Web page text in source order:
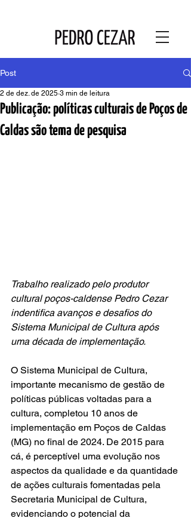
Post
Publicação: políticas culturais de Poços de
Caldas são tema de pesquisa
2 de dez. de 2025 3 min de leitura
Trabalho realizado pelo produtor
cultural poços-caldense Pedro Cezar
indentifica avanços e desafios do
Sistema Municipal de Cultura após
uma década de implementação.
O Sistema Municipal de Cultura,
importante mecanismo de gestão de
políticas públicas voltadas para a
cultura, completou 10 anos de
implementação em Poços de Caldas
(MG) no final de 2024. De 2015 para
cá, é perceptível uma evolução nos
aspectos da qualidade e da quantidade
de ações culturais fomentadas pela
Secretaria Municipal de Cultura,
evidenciando o potencial da